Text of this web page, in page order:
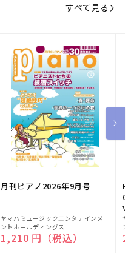
すべて見る
月刊ピアノ2026年9月号
販
売
元:
ヤマハミュージックエンタテインメ
ントホールディングス
通常価格
1,210 円（税込）
販
売
元:
ヤ
ン